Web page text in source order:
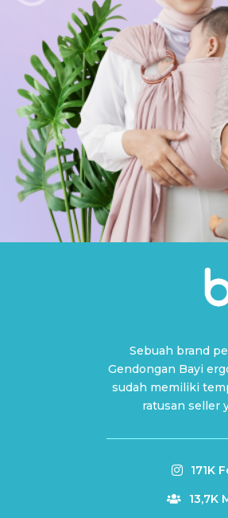
Sebuah brand
Gendongan Bayi
sudah memiliki
ratusan seller
 171K
 13,7K